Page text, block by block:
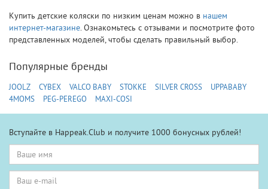
Купить детские коляски по низким ценам можно в нашем
интернет-магазине. Ознакомьтесь с отзывами и посмотрите фото
представленных моделей, чтобы сделать правильный выбор.
Популярные бренды
JOOLZ CYBEX VALCO BABY STOKKE SILVER CROSS
UPPABABY
4MOMS
PEG-PEREGO MAXI-COSI
Вступайте в Happeak.Club и получите 1000 бонусных рублей!